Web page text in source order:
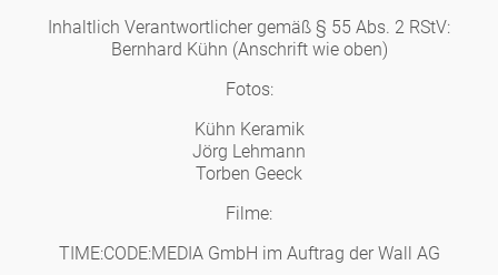
Tassen - weiß
Tassen 'Glam'
Tassen 'de Luxe'
Becher
Persönlichkeiten
Schauspieler
Souvenir
Ovale Teller - bunt
Lange Teller - bunt
Lange Teller - weiß
Berlin
Teller
Slumberland
Inhaltlich Verantwortlicher gemäß § 55 Abs. 2 RStV:
Bernhard Kühn (Anschrift wie oben)
Fotos:
Kühn Keramik
Jörg Lehmann
Torben Geeck
Filme:
TIME:CODE:MEDIA GmbH im Auftrag der Wall AG